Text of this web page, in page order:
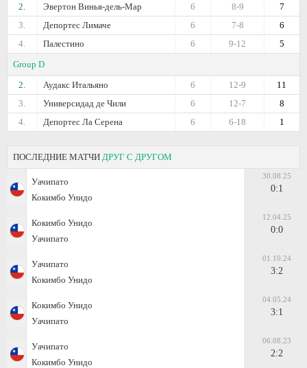
2.
Эвертон Винья-дель-Мар 7
8-9
6
3.
Депортес Лимаче 6
7-8
6
4.
Палестино 5
9-12
6
Group D
2.
Аудакс Итальяно 11
12-9
6
3.
Универсидад де Чили 8
12-7
6
4.
Депортес Ла Серена 1
6-18
6
ПОСЛЕДНИЕ МАТЧИ ДРУГ С ДРУГОМ
Уачипато
Кокимбо Унидо
30.08.25
0:1
Кокимбо Унидо
Уачипато
12.04.25
0:0
Уачипато
Кокимбо Унидо
01.10.24
3:2
Кокимбо Унидо
Уачипато
04.05.24
3:1
Уачипато
Кокимбо Унидо
06.08.23
2:2